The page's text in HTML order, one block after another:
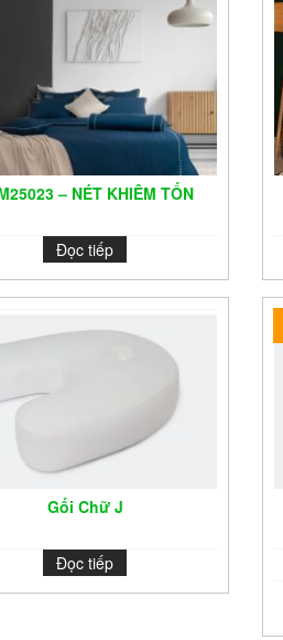
– NÉT KHIÊM TỐN
Đọc tiếp
Gối Chữ J
Đọc tiếp